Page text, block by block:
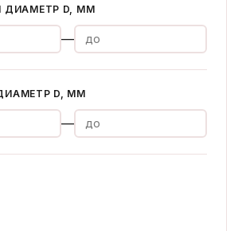
ДИАМЕТР D, ММ
—
D, ММ
—